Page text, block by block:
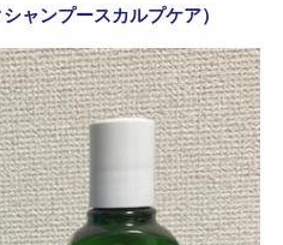
ャンプースカルプケア）